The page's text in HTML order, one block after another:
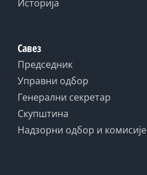
Историја
Савез
Председник
Управни одбор
Генерални секретар
Скупштина
Надзорни одбор и комисије